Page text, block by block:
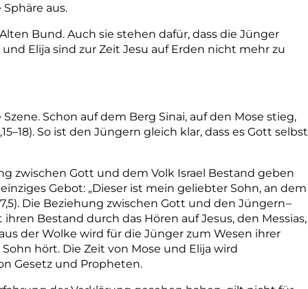
aus.
Bund. Auch sie stehen dafür, dass die Jünger
Elija sind zur Zeit Jesu auf Erden nicht mehr zu
Schon auf dem Berg Sinai, auf den Mose stieg,
So ist den Jüngern gleich klar, dass es Gott selbst
zwischen Gott und dem Volk Israel Bestand geben
einziges Gebot: „Dieser ist mein geliebter Sohn, an dem
Die Beziehung zwischen Gott und den Jüngern–
ihren Bestand durch das Hören auf Jesus, den Messias,
der Wolke wird für die Jünger zum Wesen ihrer
hört. Die Zeit von Mose und Elija wird
Gesetz und Propheten.